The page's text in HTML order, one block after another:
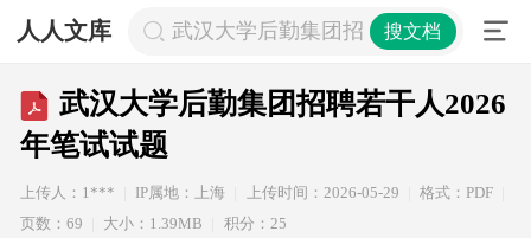
人人文库 武汉大学后勤集团招聘若干人2026年
搜文档
武汉大学后勤集团招聘若干人2026
年笔试试题
上传人：1*** IP属地：上海 上传时间：2026-05-29
格式：PDF
页数：69
大小：1.39MB 积分：25